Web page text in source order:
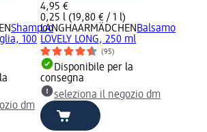
Shampoo
100
dm
4,95 €
0,25 l (19,80 € / 1 l)
LANGHAARMÄDCHEN Balsamo
LOVELY LONG, 250 ml
(95)
Disponibile per la
consegna
seleziona il negozio dm